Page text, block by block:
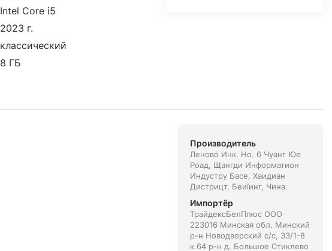
Intel Core i5
2023 г.
классический
8 ГБ
Производитель
Леново Инк. Но. 6 Чуанг Юе
Роад, Щангди Информатион
Индустру Басе, Хаидиан
Дистрицт, Беиїинг, Чина.
Импортёр
ТрайдексБелПлюс ООО
223016 Минская обл. Минский
р-н Новодворский с/с, 33/1-8
к.64 р-н д. Большое Стиклево